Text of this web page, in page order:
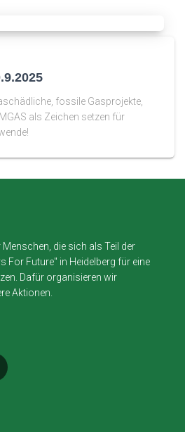
fossile Gasprojekte,
als Zeichen setzen für
die sich als Teil der
For Future" in Heidelberg für eine
Dafür organisieren wir
Aktionen.